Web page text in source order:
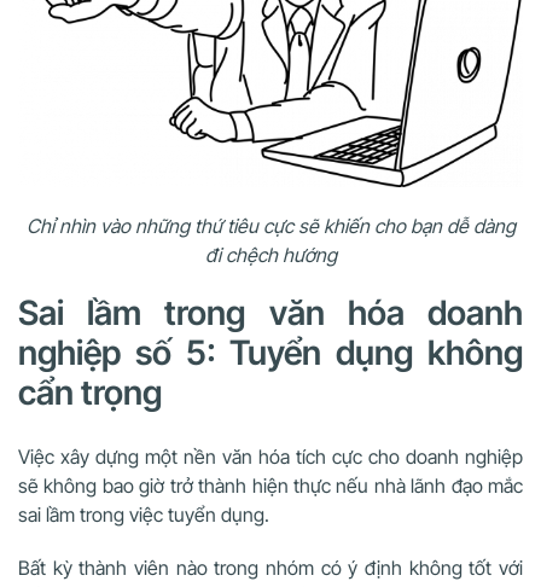
Chỉ nhìn vào những thứ tiêu cực sẽ khiến cho bạn dễ dàng
đi chệch hướng
Sai lầm trong văn hóa doanh
nghiệp số 5: Tuyển dụng không
cẩn trọng
Việc xây dựng một nền văn hóa tích cực cho doanh nghiệp
sẽ không bao giờ trở thành hiện thực nếu nhà lãnh đạo mắc
sai lầm trong việc tuyển dụng.
Bất kỳ thành viên nào trong nhóm có ý định không tốt với